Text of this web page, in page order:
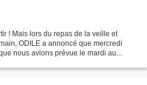
et
ODILE a annoncé que mercredi
nous avions prévue le mardi au